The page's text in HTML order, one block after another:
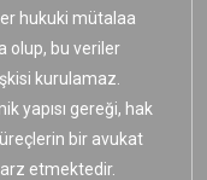
hukuki mütalaa
olup, bu veriler
kurulamaz.
yapısı gereği, hak
bir avukat
etmektedir.